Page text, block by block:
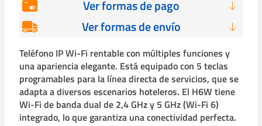
Ver formas de pago
Ver formas de envío
Teléfono IP Wi-Fi rentable con múltiples funciones y
una apariencia elegante. Está equipado con 5 teclas
programables para la línea directa de servicios, que se
adapta a diversos escenarios hoteleros. El H6W tiene
Wi-Fi de banda dual de 2,4 GHz y 5 GHz (Wi-Fi 6)
integrado, lo que garantiza una conectividad perfecta.